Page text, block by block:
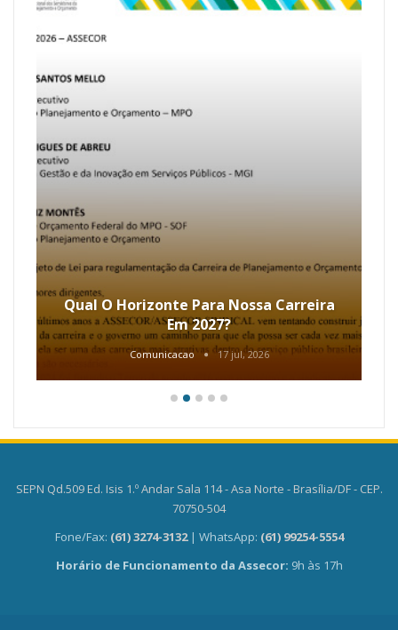
Qual O Horizonte Para Nossa Carreira
Em 2027?
Comunicacao 17 jul, 2026
SEPN Qd.509 Ed. Isis 1.º Andar Sala 114 - Asa Norte - Brasília/DF - CEP.
70750-504
Fone/Fax: (61) 3274-3132 | WhatsApp: (61) 99254-5554
Horário de Funcionamento da Assecor: 9h às 17h